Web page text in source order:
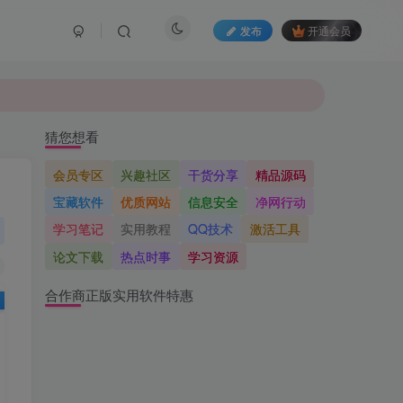
发布 开通会员
猜您想看
会员专区 兴趣社区 干货分享
精品源码
宝藏软件
优质网站 信息安全
净网行动
学习笔记
实用教程 QQ技术
激活工具
论文下载
热点时事 学习资源
合作商正版实用软件特惠